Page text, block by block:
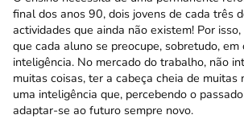
final dos anos 90, dois jovens de cada três
actividades que ainda não exis­tem! Por
que cada aluno se preocupe, sobretudo, em
inteligência. No mercado do trabalho, não
muitas coisas, ter a cabeça cheia de muitas
uma inteligência que, percebendo o
adaptar-se ao futuro sempre novo.